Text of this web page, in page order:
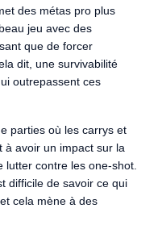
des métas pro plus
jeu avec des
que de forcer
dit, une survivabilité
outrepassent ces
parties où les carrys et
à avoir un impact sur la
lutter contre les one-shot.
difficile de savoir ce qui
cela mène à des